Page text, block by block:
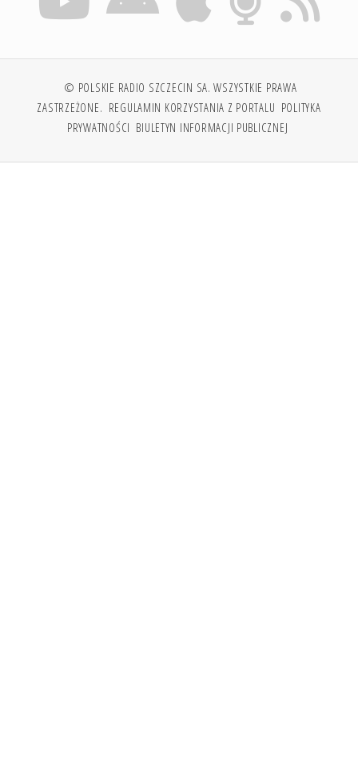
© POLSKIE RADIO SZCZECIN SA. WSZYSTKIE PRAWA
ZASTRZEŻONE. REGULAMIN KORZYSTANIA Z PORTALU POLITYKA
PRYWATNOŚCI BIULETYN INFORMACJI PUBLICZNEJ